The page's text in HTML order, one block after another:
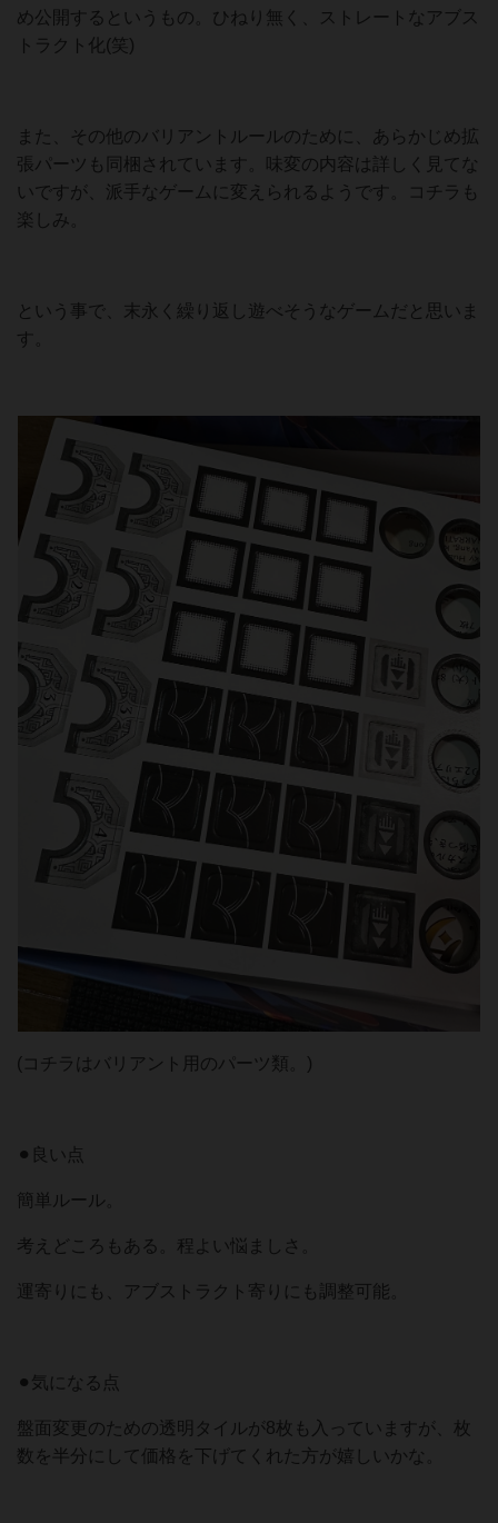
め公開するというもの。ひねり無く、ストレートなアブス
トラクト化(笑)
また、その他のバリアントルールのために、あらかじめ拡
張パーツも同梱されています。味変の内容は詳しく見てな
いですが、派手なゲームに変えられるようです。コチラも
楽しみ。
という事で、末永く繰り返し遊べそうなゲームだと思いま
す。
(コチラはバリアント用のパーツ類。)
⚫︎良い点
簡単ルール。
考えどころもある。程よい悩ましさ。
運寄りにも、アブストラクト寄りにも調整可能。
⚫︎気になる点
盤面変更のための透明タイルが8枚も入っていますが、枚
数を半分にして価格を下げてくれた方が嬉しいかな。